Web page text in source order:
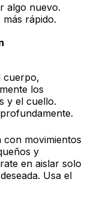
algo nuevo.
rápido.
cuerpo,
los
y el cuello.
con movimientos
y
en aislar solo
Usa el